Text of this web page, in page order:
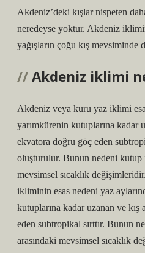
Akdeniz’deki kışlar nispeten
neredeyse yoktur. Akdeniz
yağışların çoğu kış mevsiminde
Akdeniz iklimi
Akdeniz veya kuru yaz iklimi
yarımkürenin kutuplarına kadar
ekvatora doğru göç eden
oluşturulur. Bunun nedeni kutup
mevsimsel sıcaklık
ikliminin esas nedeni yaz
kutuplarına kadar uzanan ve
eden subtropikal sırttır. Bunun
arasındaki mevsimsel sıcaklık